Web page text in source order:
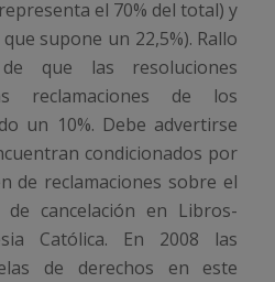
el 70% del total) y
supone un 22,5%). Rallo
que las resoluciones
reclamaciones de los
un 10%. Debe advertirse
condicionados por
de reclamaciones sobre el
de cancelación en Libros-
Católica. En 2008 las
de derechos en este